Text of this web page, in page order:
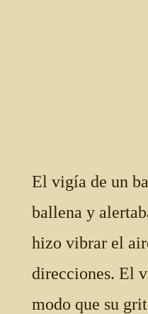
El vigía de un
ballena y
hizo vibrar el
direcciones. El
modo que su